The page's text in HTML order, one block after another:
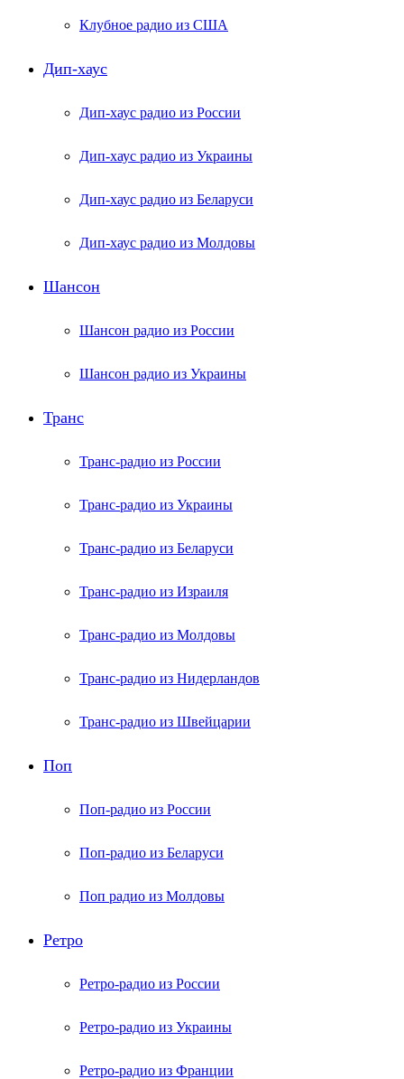
Клубное радио из США
Дип-хаус
Дип-хаус радио из России
Дип-хаус радио из Украины
Дип-хаус радио из Беларуси
Дип-хаус радио из Молдовы
Шансон
Шансон радио из России
Шансон радио из Украины
Транс
Транс-радио из России
Транс-радио из Украины
Транс-радио из Беларуси
Транс-радио из Израиля
Транс-радио из Молдовы
Транс-радио из Нидерландов
Транс-радио из Швейцарии
Поп
Поп-радио из России
Поп-радио из Беларуси
Поп радио из Молдовы
Ретро
Ретро-радио из России
Ретро-радио из Украины
Ретро-радио из Франции